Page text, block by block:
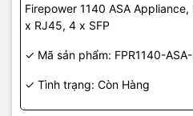
Firepower 1140 ASA
x RJ45, 4 x SFP
✓ Mã sản phẩm: FPR1140-
✓ Tình trạng: Còn Hàng